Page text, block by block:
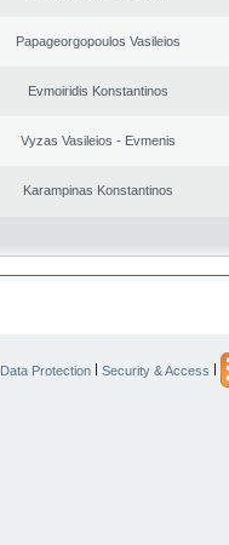
Papageorgopoulos Vasileios
Evmoiridis Konstantinos
Vyzas Vasileios - Evmenis
Karampinas Konstantinos
Data Protection | Security & Access |